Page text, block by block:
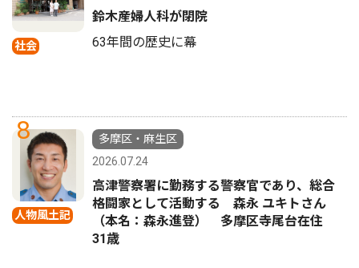
社会
鈴木産婦人科が閉院
63年間の歴史に幕
8
人物風土記
多摩区・麻生区
2026.07.24
高津警察署に勤務する警察官であり、総合
格闘家として活動する 森永 ユキトさん
（本名：森永進登） 多摩区寺尾台在住
31歳